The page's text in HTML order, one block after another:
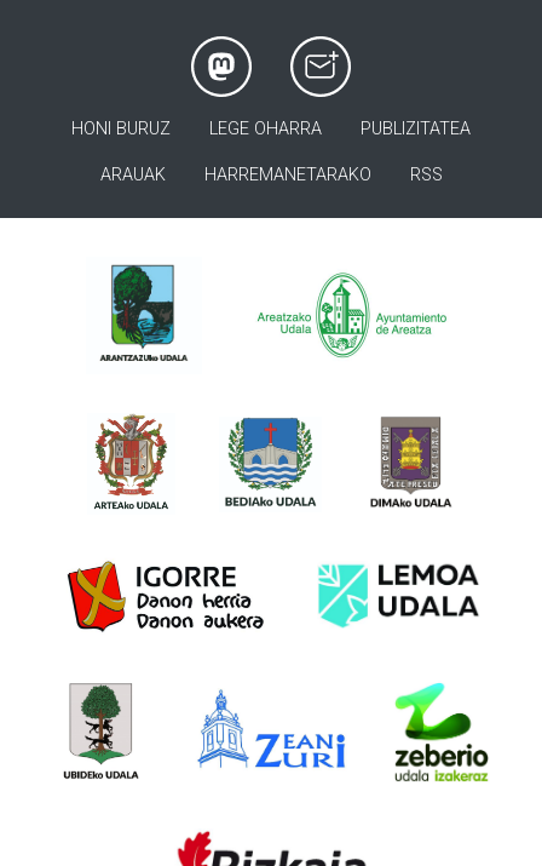
HONI BURUZ LEGE OHARRA PUBLIZITATEA
ARAUAK HARREMANETARAKO RSS